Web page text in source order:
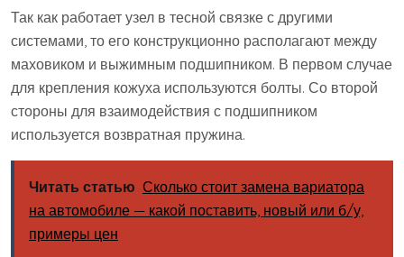
Так как работает узел в тесной связке с другими
системами, то его конструкционно располагают между
маховиком и выжимным подшипником. В первом случае
для крепления кожуха используются болты. Со второй
стороны для взаимодействия с подшипником
используется возвратная пружина.
Читать статью Сколько стоит замена вариатора
на автомобиле — какой поставить, новый или б/у,
примеры цен